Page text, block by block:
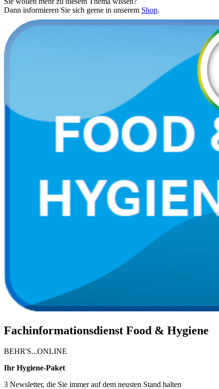
Dann informieren Sie sich gerne in unserem Shop.
Fachinformationsdienst Food & Hygiene
BEHR'S...ONLINE
Ihr Hygiene-Paket
3 Newsletter, die Sie immer auf dem neusten Stand halten